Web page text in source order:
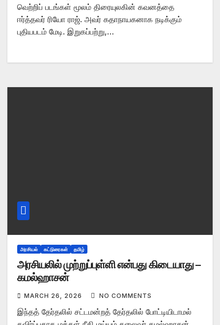
வெற்றிப் படங்கள் மூலம் திரையுலகின் கவனத்தை
ஈர்த்தவர் ரியோ ராஜ். அவர் கதாநாயகனாக நடிக்கும்
புதியபடம் மேடி. இறுகப்பற்று,…
அரசியல் கட்டுரைகள் தமிழ்
அரசியலில் முற்றுப்புள்ளி என்பது கிடையாது –
கமல்ஹாசன்
MARCH 26, 2026 NO COMMENTS
இந்தத் தேர்தலில் சட்டமன்றத் தேர்தலில் போட்டியிடாமல்